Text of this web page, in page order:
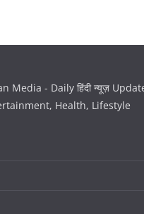
Media - Daily हिंदी न्यूज़
Health, Lifestyle